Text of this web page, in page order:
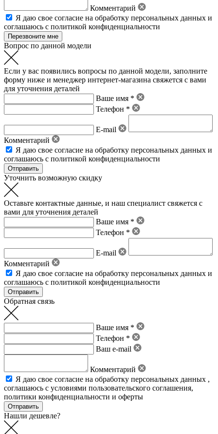
Комментарий
Я даю свое согласие на обработку персональных данных и
соглашаюсь с политикой конфиденциальности
Вопрос по данной модели
Если у вас появились вопросы по данной модели, заполните
форму ниже и менеджер интернет-магазина свяжется с вами
для уточнения деталей
Ваше имя *
Телефон *
E-mail
Комментарий
Я даю свое согласие на обработку персональных данных и
соглашаюсь с политикой конфиденциальности
Уточнить возможную скидку
Оставьте контактные данные, и наш специалист свяжется с
вами для уточнения деталей
Ваше имя *
Телефон *
E-mail
Комментарий
Я даю свое согласие на обработку персональных данных и
соглашаюсь с политикой конфиденциальности
Обратная связь
Ваше имя *
Телефон *
Ваш e-mail
Комментарий
Я даю свое согласие на обработку персональных данных ,
соглашаюсь с условиями пользовательского соглашения,
политики конфиденциальности и оферты
Нашли дешевле?